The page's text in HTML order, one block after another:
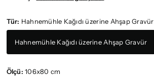
Tür: Hahnemühle Kağıdı üzerine Ahşap Gravür
Hahnemühle Kağıdı üzerine Ahşap Gravür
Ölçü:106x80 cm